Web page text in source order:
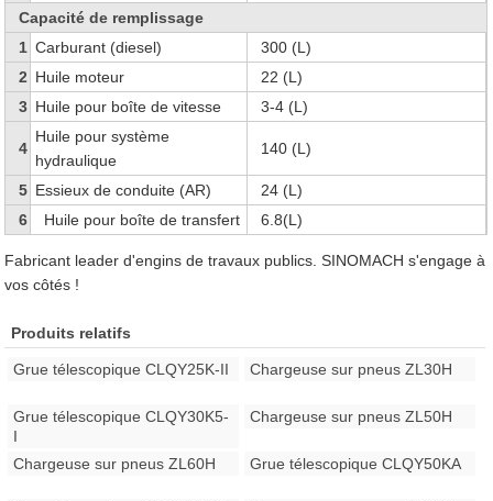
Capacité de remplissage
1 Carburant (diesel)
300 (L)
2 Huile moteur
22 (L)
3 Huile pour boîte de vitesse 3-4 (L)
4
Huile pour système
hydraulique
140 (L)
5 Essieux de conduite (AR)
24 (L)
6
Huile pour boîte de transfert 6.8(L)
Fabricant leader d'engins de travaux publics. SINOMACH s'engage à
vos côtés !
Produits relatifs
Grue télescopique CLQY25K-II Chargeuse sur pneus ZL30H
Grue télescopique CLQY30K5-
I
Chargeuse sur pneus ZL50H
Chargeuse sur pneus ZL60H Grue télescopique CLQY50KA